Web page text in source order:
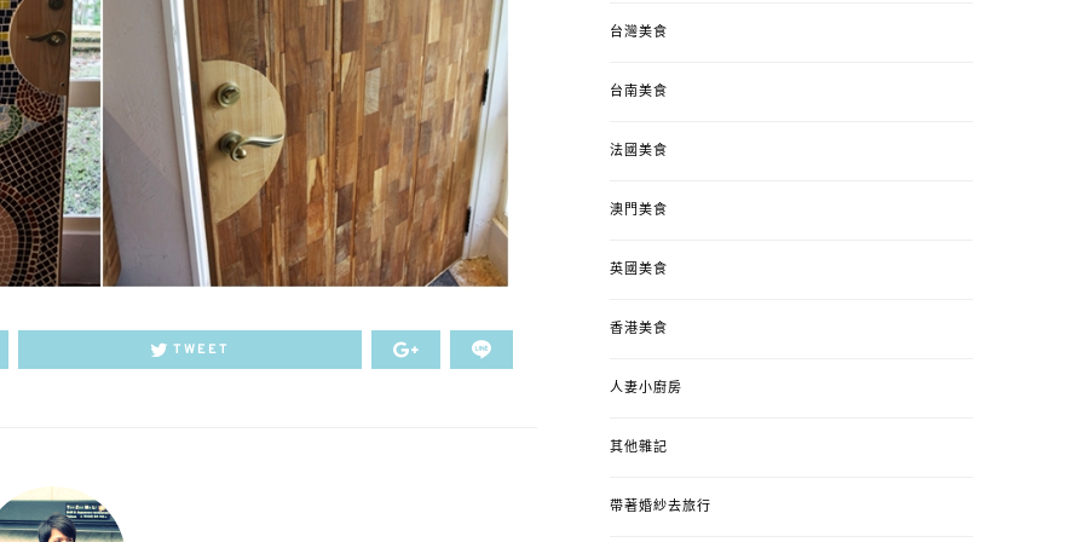
TWEET
台灣美食
台南美食
法國美食
澳門美食
英國美食
香港美食
人妻小廚房
其他雜記
帶著婚紗去旅行